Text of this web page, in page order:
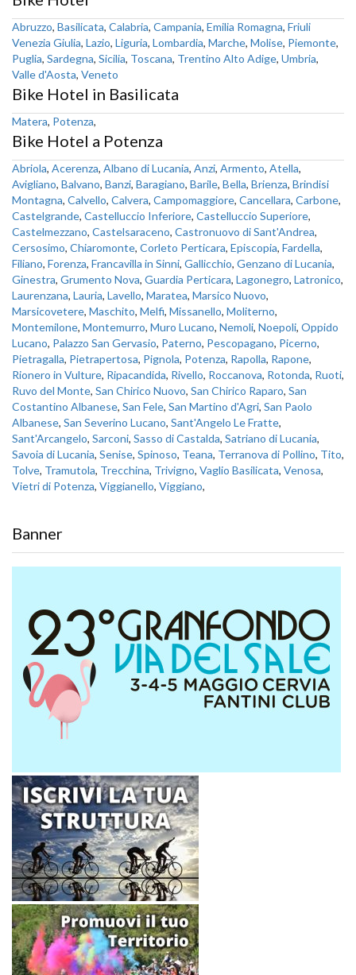
Abruzzo, Basilicata, Calabria, Campania, Emilia Romagna, Friuli
Venezia Giulia, Lazio, Liguria, Lombardia, Marche, Molise, Piemonte,
Puglia, Sardegna, Sicilia, Toscana, Trentino Alto Adige, Umbria,
Valle d'Aosta, Veneto
Bike Hotel in Basilicata
Matera, Potenza,
Bike Hotel a Potenza
Abriola, Acerenza, Albano di Lucania, Anzi, Armento, Atella,
Avigliano, Balvano, Banzi, Baragiano, Barile, Bella, Brienza, Brindisi
Montagna, Calvello, Calvera, Campomaggiore, Cancellara, Carbone,
Castelgrande, Castelluccio Inferiore, Castelluccio Superiore,
Castelmezzano, Castelsaraceno, Castronuovo di Sant'Andrea,
Cersosimo, Chiaromonte, Corleto Perticara, Episcopia, Fardella,
Filiano, Forenza, Francavilla in Sinni, Gallicchio, Genzano di Lucania,
Ginestra, Grumento Nova, Guardia Perticara, Lagonegro, Latronico,
Laurenzana, Lauria, Lavello, Maratea, Marsico Nuovo,
Marsicovetere, Maschito, Melfi, Missanello, Moliterno,
Montemilone, Montemurro, Muro Lucano, Nemoli, Noepoli, Oppido
Lucano, Palazzo San Gervasio, Paterno, Pescopagano, Picerno,
Pietragalla, Pietrapertosa, Pignola, Potenza, Rapolla, Rapone,
Rionero in Vulture, Ripacandida, Rivello, Roccanova, Rotonda, Ruoti,
Ruvo del Monte, San Chirico Nuovo, San Chirico Raparo, San
Costantino Albanese, San Fele, San Martino d'Agri, San Paolo
Albanese, San Severino Lucano, Sant'Angelo Le Fratte,
Sant'Arcangelo, Sarconi, Sasso di Castalda, Satriano di Lucania,
Savoia di Lucania, Senise, Spinoso, Teana, Terranova di Pollino, Tito,
Tolve, Tramutola, Trecchina, Trivigno, Vaglio Basilicata, Venosa,
Vietri di Potenza, Viggianello, Viggiano,
Banner